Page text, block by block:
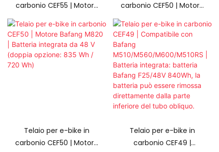
carbonio CEF55 | Motore
integrata da 48 V
(doppia opzione: 835
Wh / 720 Wh)
carbonio CEF50 | Motore
integrata da 48 V
(doppia opzione: 835
Wh / 720 Wh)
Telaio per e-bike in
carbonio CEF50 | Motore
Telaio per e-bike in
carbonio CEF49 |